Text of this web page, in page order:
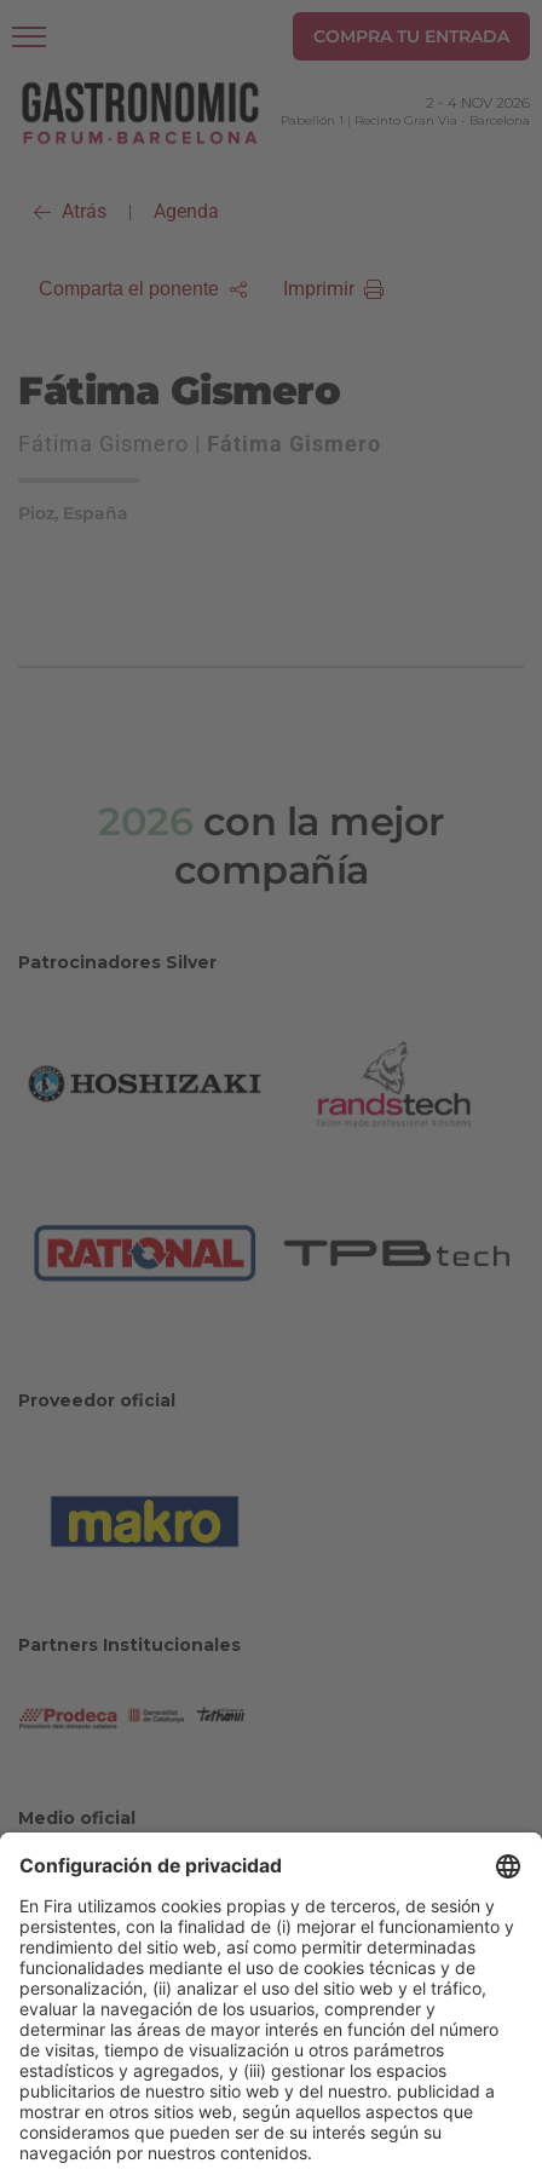
COMPRA TU ENTRADA
2 - 4 NOV 2026
Pabellón 1 | Recinto Gran Via - Barcelona
Atrás | Agenda
Comparta el ponente Imprimir
Fátima Gismero
Fátima Gismero | Fátima Gismero
Pioz, España
2026 con la mejor
compañía
Patrocinadores Silver
Proveedor oficial
Partners Institucionales
Medio oficial
Colaboradores